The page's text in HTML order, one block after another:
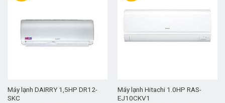
Máy lạnh DAIRRY 1,5HP DR12-
SKC
Máy lạnh Hitachi 1.0HP RAS-
EJ10CKV1